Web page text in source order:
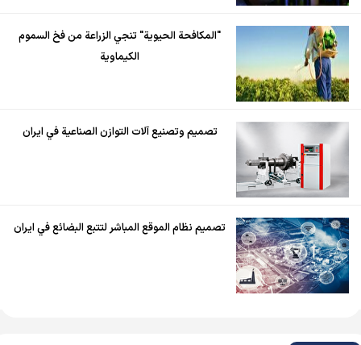
"المكافحة الحيوية" تنجي الزراعة من فخ السموم
الكيماوية
تصميم وتصنيع آلات التوازن الصناعية في ايران
تصميم نظام الموقع المباشر لتتبع البضائع في ايران